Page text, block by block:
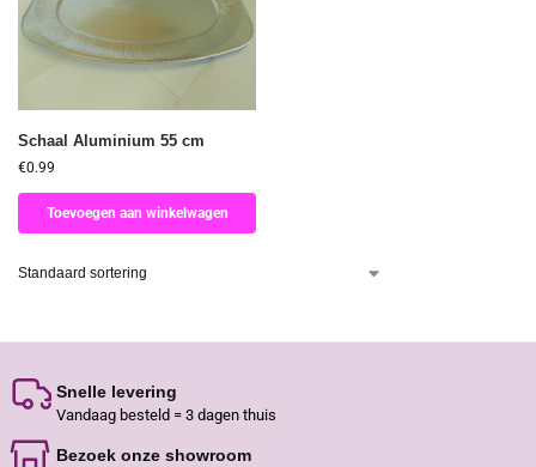
Schaal Aluminium 55 cm
€0.99
Toevoegen aan winkelwagen
Snelle levering
Vandaag besteld = 3 dagen thuis
Bezoek onze showroom